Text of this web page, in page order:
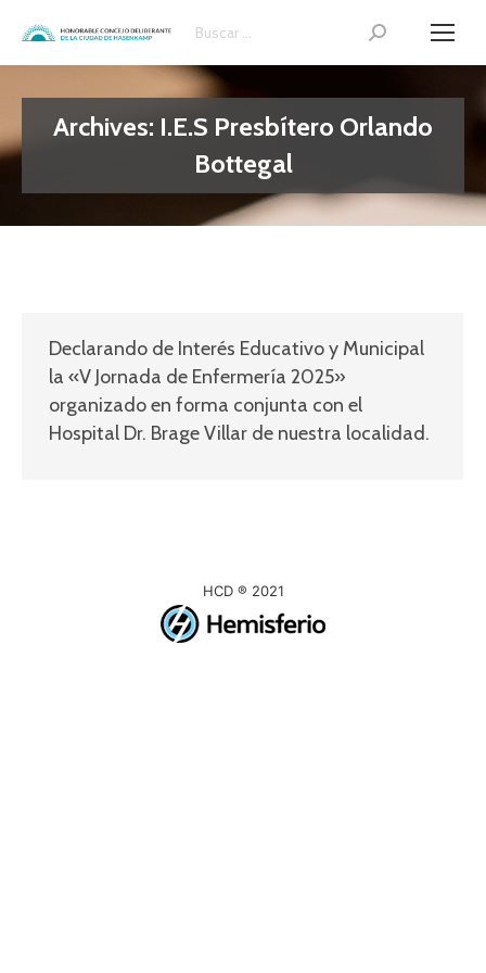
Search:
Archives: I.E.S Presbítero Orlando
Bottegal
Declarando de Interés Educativo y Municipal
la «V Jornada de Enfermería 2025»
organizado en forma conjunta con el
Hospital Dr. Brage Villar de nuestra localidad.
HCD ® 2021